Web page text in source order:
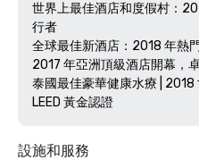
世界上最佳酒店和度假村：
行者
全球最佳新酒店：2018 年熱
2017 年亞洲頂級酒店開幕，
泰國最佳豪華健康水療 | 2018
LEED 黃金認證
設施和服務